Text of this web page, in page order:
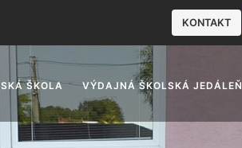
KONTAKT
ŠKOLA VÝDAJNÁ ŠKOLSKÁ JEDÁLEŇ